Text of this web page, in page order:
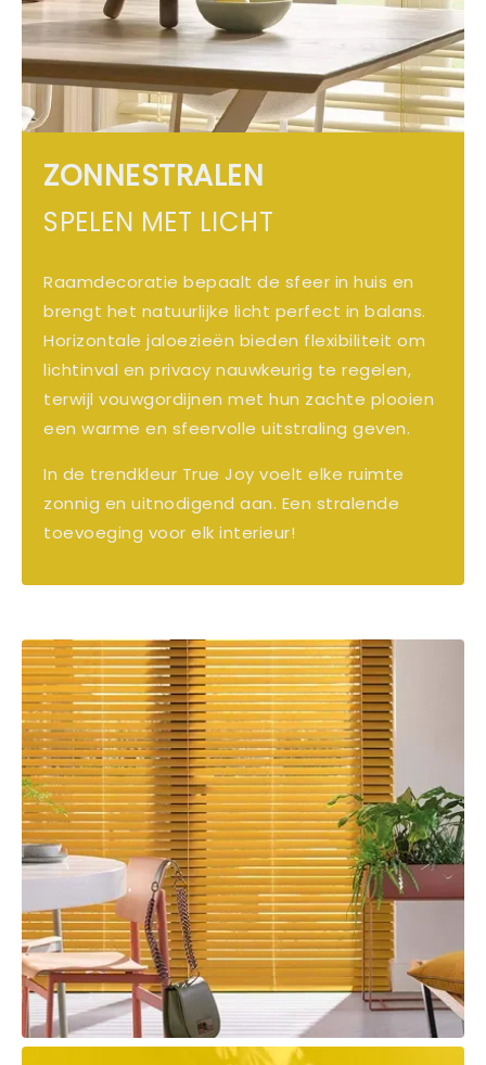
ZONNESTRALEN
SPELEN MET LICHT
Raamdecoratie bepaalt de sfeer in huis en
brengt het natuurlijke licht perfect in balans.
Horizontale jaloezieën bieden flexibiliteit om
lichtinval en privacy nauwkeurig te regelen,
terwijl vouwgordijnen met hun zachte plooien
een warme en sfeervolle uitstraling geven.
In de trendkleur True Joy voelt elke ruimte
zonnig en uitnodigend aan. Een stralende
toevoeging voor elk interieur!